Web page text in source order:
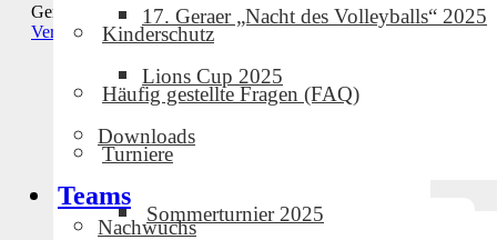
17. Geraer „Nacht des Volleyballs“ 2025
Lions Cup 2025
Downloads
Teams
Nachwuchs
Kinderschutz
Häufig gestellte Fragen (FAQ)
Turniere
Sommerturnier 2025
Geraer VC
Veranstalter-Website anzeigen